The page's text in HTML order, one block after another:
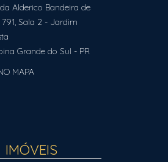
Alderico Bandeira de
Sala 2 - Jardim
Grande do Sul - PR
MAPA
IMÓVEIS